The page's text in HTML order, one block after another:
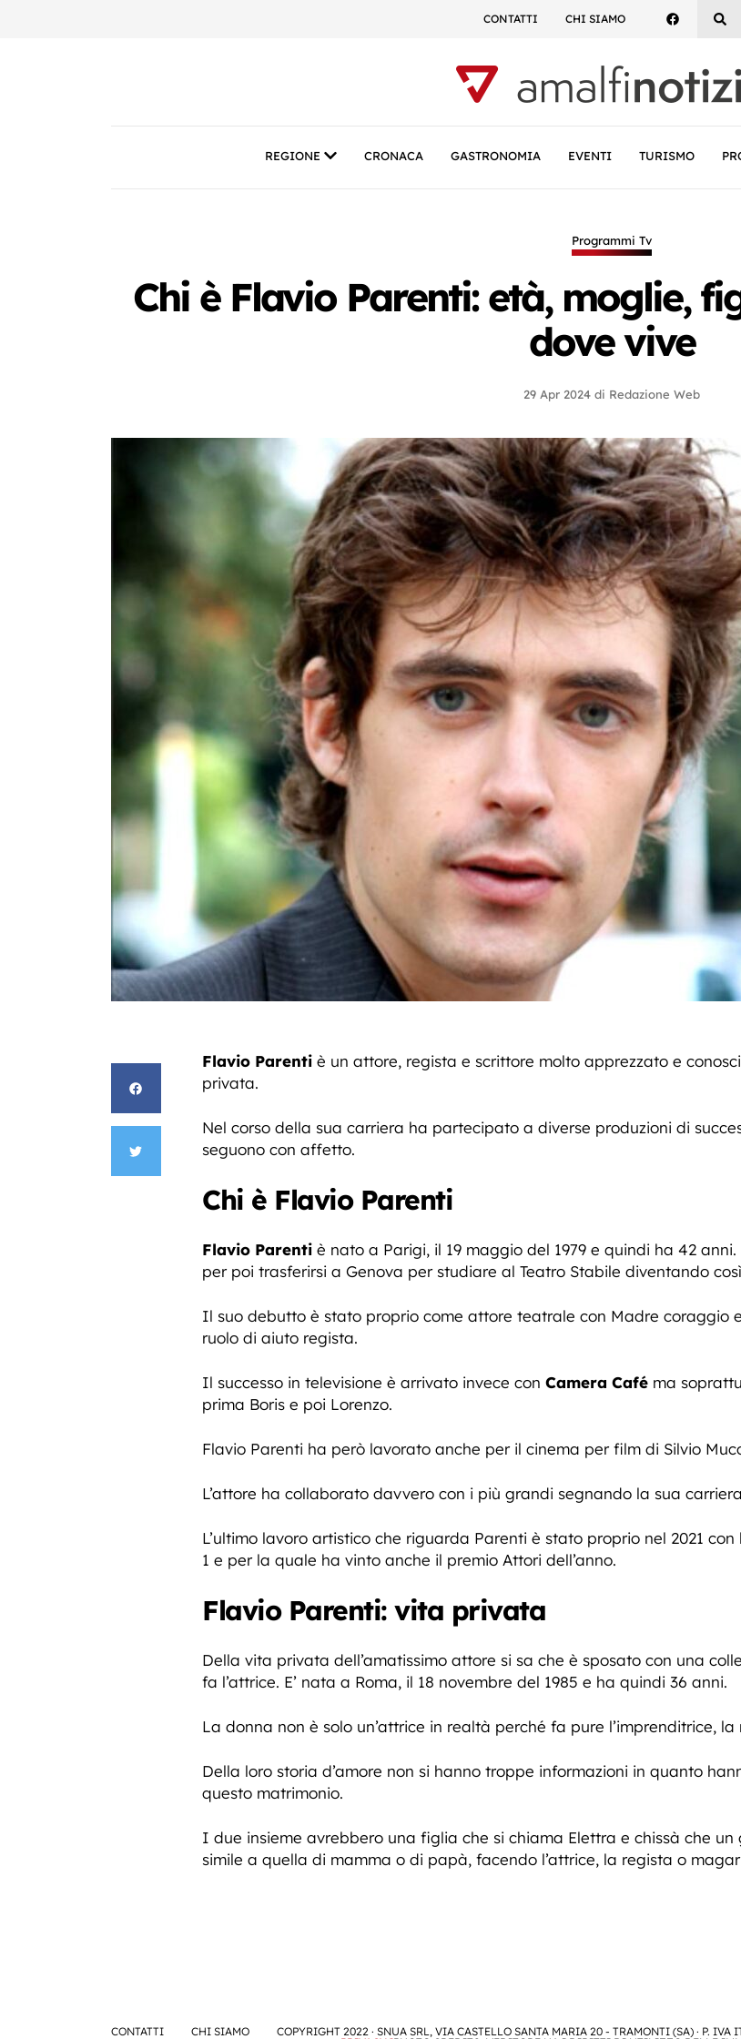
CONTATTI CHI SIAMO
REGIONE CRONACA GASTRONOMIA EVENTI TURISMO
Programmi Tv
Chi è Flavio Parenti: età, moglie,
dove vive
29 Apr 2024 di Redazione Web
Flavio Parenti è un attore, regista e scrittore molto apprezzato e
privata.
Nel corso della sua carriera ha partecipato a diverse produzioni di
seguono con affetto.
Chi è Flavio Parenti
Flavio Parenti è nato a Parigi, il 19 maggio del 1979 e quindi ha 42
per poi trasferirsi a Genova per studiare al Teatro Stabile diventando
Il suo debutto è stato proprio come attore teatrale con Madre coraggio
ruolo di aiuto regista.
Il successo in televisione è arrivato invece con Camera Café ma
prima Boris e poi Lorenzo.
Flavio Parenti ha però lavorato anche per il cinema per film di Silvio
L’attore ha collaborato davvero con i più grandi segnando la sua
L’ultimo lavoro artistico che riguarda Parenti è stato proprio nel 2021
1 e per la quale ha vinto anche il premio Attori dell’anno.
Flavio Parenti: vita privata
Della vita privata dell’amatissimo attore si sa che è sposato con una
fa l’attrice. E’ nata a Roma, il 18 novembre del 1985 e ha quindi 36 anni.
La donna non è solo un’attrice in realtà perché fa pure l’imprenditrice,
Della loro storia d’amore non si hanno troppe informazioni in quanto
questo matrimonio.
I due insieme avrebbero una figlia che si chiama Elettra e chissà che
simile a quella di mamma o di papà, facendo l’attrice, la regista o
CONTATTI CHI SIAMO COPYRIGHT 2022 · SNUA SRL, VIA CASTELLO SANTA MARIA 20 - TRAMONTI (SA) · P. IVA